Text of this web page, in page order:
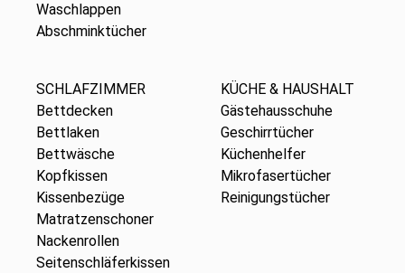
Waschlappen
Abschminktücher
SCHLAFZIMMER
Bettdecken
Bettlaken
Bettwäsche
Kopfkissen
Kissenbezüge
Matratzenschoner
Nackenrollen
Seitenschläferkissen
KÜCHE & HAUSHALT
Gästehausschuhe
Geschirrtücher
Küchenhelfer
Mikrofasertücher
Reinigungstücher